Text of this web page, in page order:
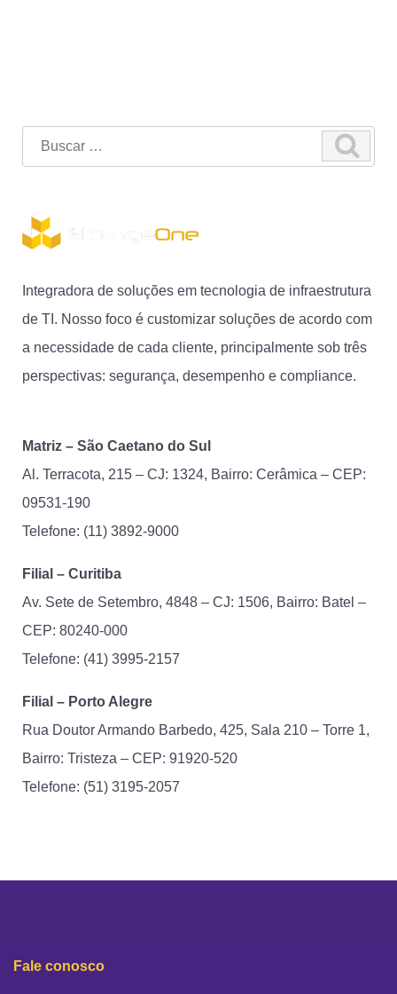
Search
for:
Integradora de soluções em tecnologia de infraestrutura
de TI. Nosso foco é customizar soluções de acordo com
a necessidade de cada cliente, principalmente sob três
perspectivas: segurança, desempenho e compliance.
Matriz – São Caetano do Sul
Al. Terracota, 215 – CJ: 1324, Bairro: Cerâmica – CEP:
09531-190
Telefone: (11) 3892-9000
Filial – Curitiba
Av. Sete de Setembro, 4848 – CJ: 1506, Bairro: Batel –
CEP: 80240-000
Telefone: (41) 3995-2157
Filial – Porto Alegre
Rua Doutor Armando Barbedo, 425, Sala 210 – Torre 1,
Bairro: Tristeza – CEP: 91920-520
Telefone: (51) 3195-2057
Fale conosco